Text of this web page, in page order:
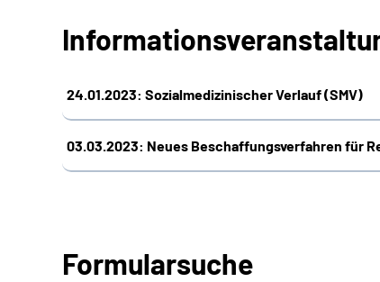
24.01.2023: Sozial­medizinischer Verlauf (SMV)
03.03.2023: Neues Beschaffungs­verfahren für
Formularsuche